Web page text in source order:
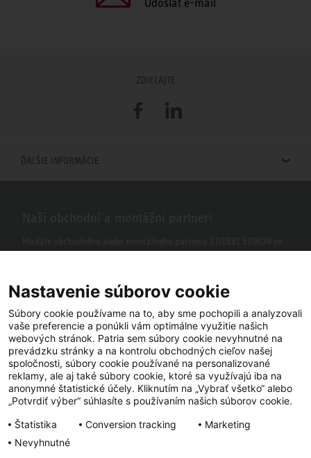
Odoslať e-mail
ZDIEĽAJTE
FacebookLinkedIn
ĎALŠIE INFORMÁCIE
Facebook YouTube LinkedIn
Instagram
Nastavenie súborov cookie
Súbory cookie používame na to, aby sme pochopili a analyzovali
vaše preferencie a ponúkli vám optimálne využitie našich
webových stránok. Patria sem súbory cookie nevyhnutné na
prevádzku stránky a na kontrolu obchodných cieľov našej
spoločnosti, súbory cookie používané na personalizované
reklamy, ale aj také súbory cookie, ktoré sa využívajú iba na
anonymné štatistické účely. Kliknutím na „Vybrať všetko“ alebo
„Potvrdiť výber“ súhlasíte s používaním našich súborov cookie.
Štatistika
Conversion tracking
Marketing
Nevyhnutné